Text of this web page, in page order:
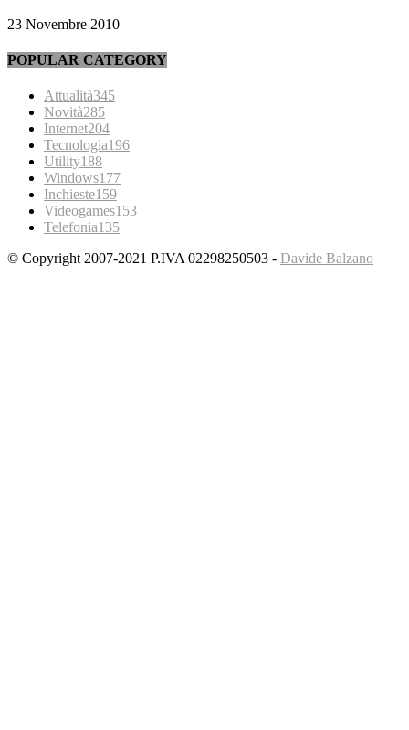
23 Novembre 2010
POPULAR CATEGORY
Attualità345
Novità285
Internet204
Tecnologia196
Utility188
Windows177
Inchieste159
Videogames153
Telefonia135
© Copyright 2007-2021 P.IVA 02298250503 - Davide Balzano